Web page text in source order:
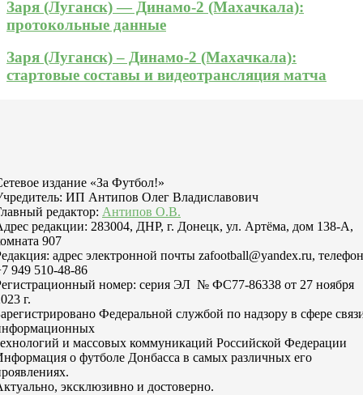
Заря (Луганск) — Динамо-2 (Махачкала):
протокольные данные
Заря (Луганск) – Динамо-2 (Махачкала):
стартовые составы и видеотрансляция матча
издание «За Футбол!»
ИП Антипов Олег Владиславович
редактор: Антипов О.В.
редакции: 283004, ДНР, г. Донецк, ул. Артёма, дом 138-А,
907
адрес электронной почты zafootball@yandex.ru, телефон
949 510-48-86
номер: серия ЭЛ № ФС77-86338 от 27 ноября
г.
Федеральной службой по надзору в сфере
и массовых коммуникаций Российской Федерации
о футболе Донбасса в самых различных его
эксклюзивно и достоверно.